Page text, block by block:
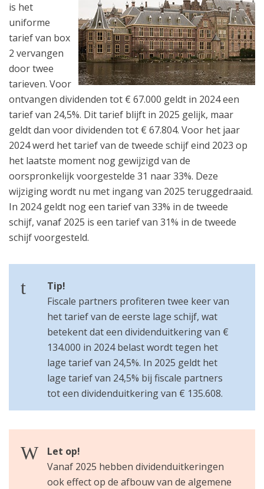
is het
uniforme
tarief van box
2 vervangen
door twee
tarieven. Voor
ontvangen dividenden tot € 67.000 geldt in 2024 een
tarief van 24,5%. Dit tarief blijft in 2025 gelijk, maar
geldt dan voor dividenden tot € 67.804. Voor het jaar
2024 werd het tarief van de tweede schijf eind 2023 op
het laatste moment nog gewijzigd van de
oorspronkelijk voorgestelde 31 naar 33%. Deze
wijziging wordt nu met ingang van 2025 teruggedraaid.
In 2024 geldt nog een tarief van 33% in de tweede
schijf, vanaf 2025 is een tarief van 31% in de tweede
schijf voorgesteld.
Tip!
Fiscale partners profiteren twee keer van
het tarief van de eerste lage schijf, wat
betekent dat een dividenduitkering van €
134.000 in 2024 belast wordt tegen het
lage tarief van 24,5%. In 2025 geldt het
lage tarief van 24,5% bij fiscale partners
tot een dividenduitkering van € 135.608.
Let op!
Vanaf 2025 hebben dividenduitkeringen
ook effect op de afbouw van de algemene